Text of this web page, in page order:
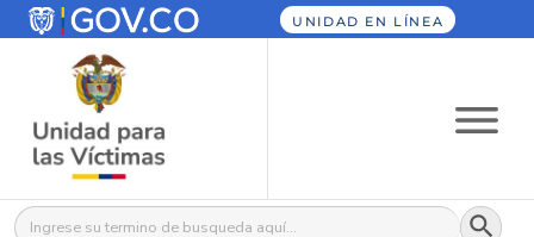
UNIDAD EN LÍNEA
Buscar: Botón